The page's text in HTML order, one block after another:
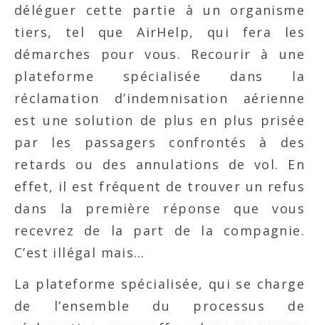
déléguer cette partie à un organisme
tiers, tel que AirHelp, qui fera les
démarches pour vous. Recourir à une
plateforme spécialisée dans la
réclamation d’indemnisation aérienne
est une solution de plus en plus prisée
par les passagers confrontés à des
retards ou des annulations de vol. En
effet, il est fréquent de trouver un refus
dans la première réponse que vous
recevrez de la part de la compagnie.
C’est illégal mais…
La plateforme spécialisée, qui se charge
de l’ensemble du processus de